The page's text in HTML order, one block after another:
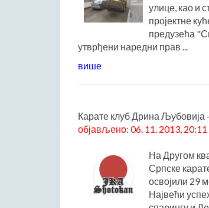
улице, као и
пројектне
предузећа
утврђени наредни прав ...
више
Карате клуб Дрина
објављено: 06. 11. 2013, 20:11
На Другом
Српске
освојили 29
Највећи